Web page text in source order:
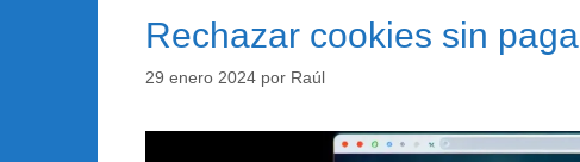
Rechazar cookies sin
29 enero 2024 por Raúl